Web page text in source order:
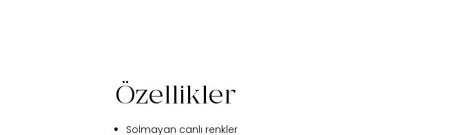
Özellikler
Solmayan canlı renkler